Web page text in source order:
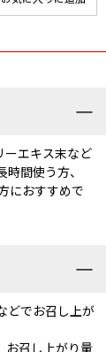
ーエキス末など
間使う方、
におすすめで
どでお召し上が
お召し上がり量